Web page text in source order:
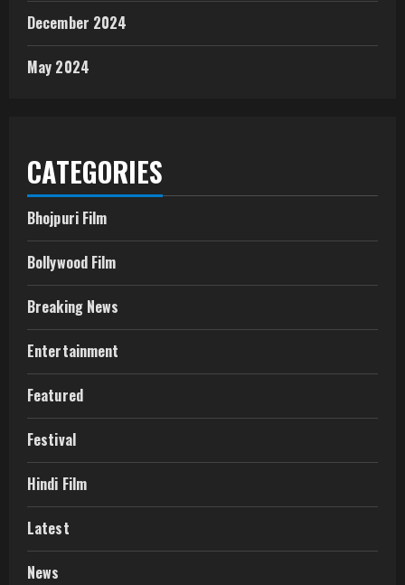
December 2024
May 2024
CATEGORIES
Bhojpuri Film
Bollywood Film
Breaking News
Entertainment
Featured
Festival
Hindi Film
Latest
News